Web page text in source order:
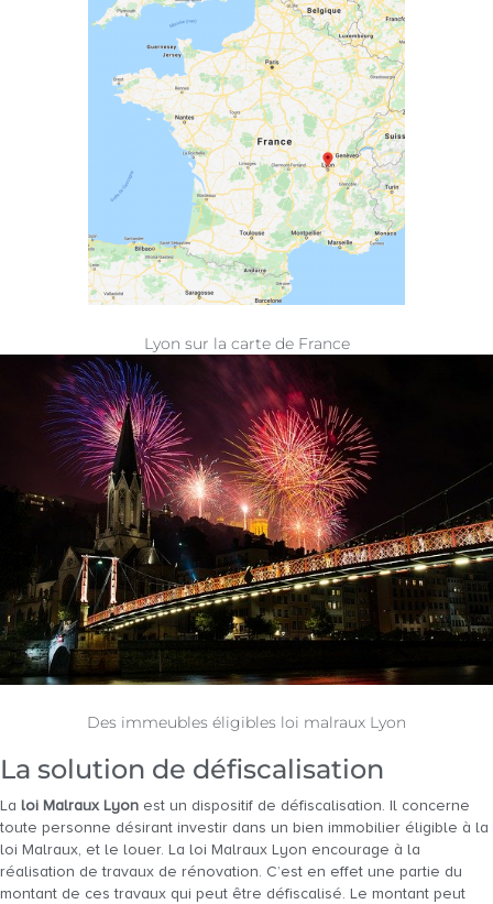
Lyon sur la carte de France
Des immeubles éligibles loi malraux Lyon
La solution de défiscalisation
La loi Malraux Lyon est un dispositif de défiscalisation. Il concerne
toute personne désirant investir dans un bien immobilier éligible à la
loi Malraux, et le louer. La loi Malraux Lyon encourage à la
réalisation de travaux de rénovation. C’est en effet une partie du
montant de ces travaux qui peut être défiscalisé. Le montant peut